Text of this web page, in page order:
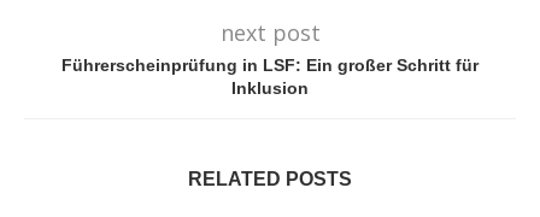
next post
Führerscheinprüfung in LSF: Ein großer Schritt für
Inklusion
RELATED POSTS